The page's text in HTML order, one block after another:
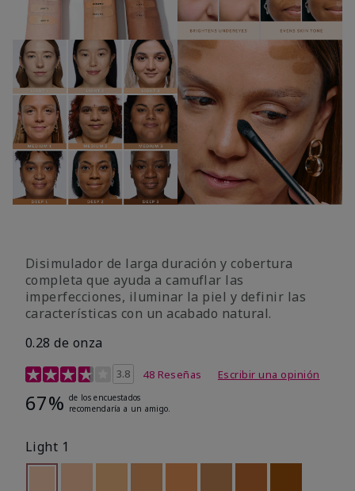
Disimulador de larga duración y cobertura
completa que ayuda a camuflar las
imperfecciones, iluminar la piel y definir las
características con un acabado natural.
0.28 de onza
Calificación de clientes de 5 de 5
3.8 48 Reseñas Escribir una opinión
67% de los encuestados
recomendaría a un amigo.
Light 1
seleccionado
Out of stock